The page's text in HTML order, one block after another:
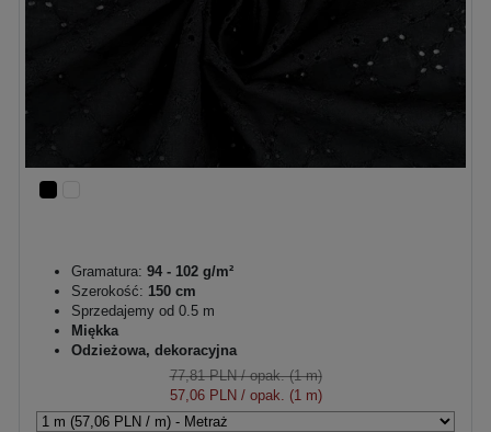
Gramatura: 94 - 102 g/m²
Szerokość: 150 cm
Sprzedajemy od 0.5 m
Miękka
Odzieżowa, dekoracyjna
77,81 PLN/ opak. (1 m)
57,06 PLN/ opak. (1 m)